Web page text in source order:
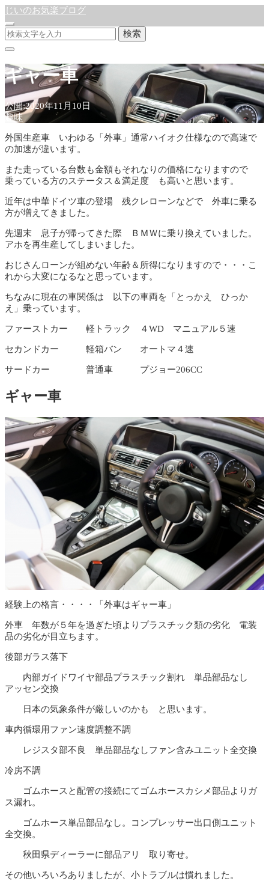
じいのお気楽ブログ
検索
ギャー車
公開:2020年11月10日
趣味
外国生産車 いわゆる「外車」通常ハイオク仕様なので高速で
の加速が違います。
また走っている台数も金額もそれなりの価格になりますので
乗っている方のステータス＆満足度 も高いと思います。
近年は中華ドイツ車の登場 残クレローンなどで 外車に乗る
方が増えてきました。
先週末 息子が帰ってきた際 ＢＭＷに乗り換えていました。
アホを再生産してしまいました。
おじさんローンが組めない年齢＆所得になりますので・・・こ
れから大変になるなと思っています。
ちなみに現在の車関係は 以下の車両を「とっかえ ひっか
え」乗っています。
ファーストカー 軽トラック ４WD マニュアル５速
セカンドカー 軽箱バン オートマ４速
サードカー 普通車 プジョー206CC
ギャー車
経験上の格言・・・・「外車はギャー車」
外車 年数が５年を過ぎた頃よりプラスチック類の劣化 電装
品の劣化が目立ちます。
後部ガラス落下
内部ガイドワイヤ部品プラスチック割れ 単品部品なし
アッセン交換
日本の気象条件が厳しいのかも と思います。
車内循環用ファン速度調整不調
レジスタ部不良 単品部品なしファン含みユニット全交換
冷房不調
ゴムホースと配管の接続にてゴムホースカシメ部品よりガ
ス漏れ。
ゴムホース単品部品なし。コンプレッサー出口側ユニット
全交換。
秋田県ディーラーに部品アリ 取り寄せ。
その他いろいろありましたが、小トラブルは慣れました。